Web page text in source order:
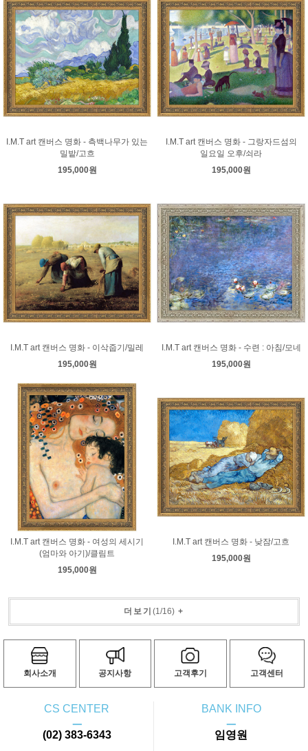
I.M.T art 캔버스 명화 - 측백나무가 있는
밀밭/고흐
195,000원
I.M.T art 캔버스 명화 - 그랑자드섬의
일요일 오후/쇠라
195,000원
I.M.T art 캔버스 명화 - 이삭줍기/밀레
195,000원
I.M.T art 캔버스 명화 - 수련 : 아침/모네
195,000원
I.M.T art 캔버스 명화 - 여성의 세시기
(엄마와 아기)/클림트
195,000원
I.M.T art 캔버스 명화 - 낮잠/고흐
195,000원
더보기 (1/16) +
회사소개 공지사항 고객후기 고객센터
CS CENTER
ㅡ
(02) 383-6343
BANK INFO
ㅡ
임영원